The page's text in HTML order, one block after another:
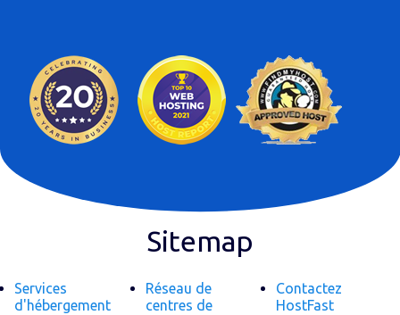
Sitemap
Services
d'hébergement
Réseau de
centres de
Contactez
HostFast